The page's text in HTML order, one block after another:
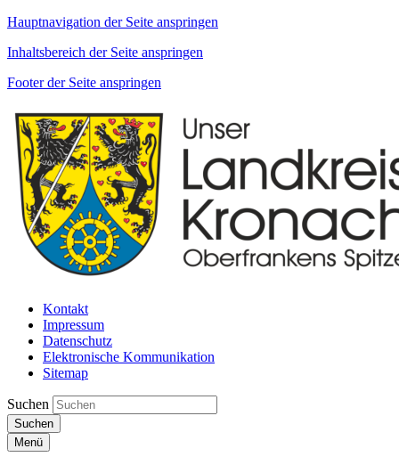
Hauptnavigation der Seite anspringen
Inhaltsbereich der Seite anspringen
Footer der Seite anspringen
Kontakt
Impressum
Datenschutz
Elektronische Kommunikation
Sitemap
Suchen
Suchen
Menü